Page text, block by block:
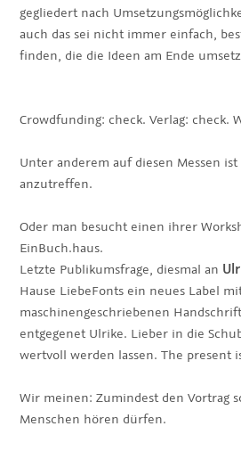
gegliedert nach
auch das sei nicht immer einfach,
finden, die die Ideen am Ende
Crowdfunding: check. Verlag: check.
Unter anderem auf diesen Messen ist
anzutreffen.
Oder man besucht einen ihrer
EinBuch.haus.
Letzte Publikumsfrage, diesmal an
Hause LiebeFonts ein neues Label
maschinengeschriebenen
entgegenet Ulrike. Lieber in die
wertvoll werden lassen. The present
Wir meinen: Zumindest den Vortrag
Menschen hören dürfen.